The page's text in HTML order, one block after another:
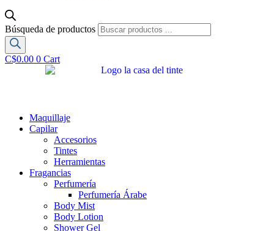
Búsqueda de productos
C$0.00 0 Cart
Maquillaje
Capilar
Accesorios
Tintes
Herramientas
Fragancias
Perfumería
Perfumería Árabe
Body Mist
Body Lotion
Shower Gel